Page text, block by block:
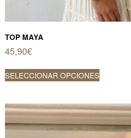
TOP MAYA
45,90€
SELECCIONAR OPCIONES
Este
producto
múltiples
variantes.
Las